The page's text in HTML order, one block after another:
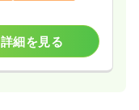
詳細を見る